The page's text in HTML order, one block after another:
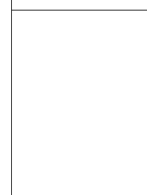
інформація: російське